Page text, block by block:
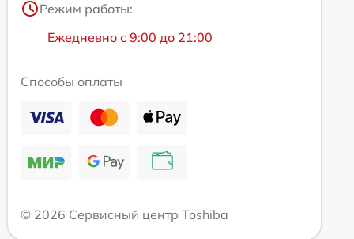
Режим работы:
Ежедневно с 9:00 до 21:00
Способы оплаты
© 2026 Сервисный центр Toshiba